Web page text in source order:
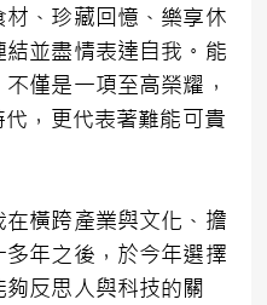
、珍藏回憶、樂享休
並盡情表達自我。能
僅是一項至高榮耀，
，更代表著難能可貴
橫跨產業與文化、擔
年之後，於今年選擇
反思人與科技的關